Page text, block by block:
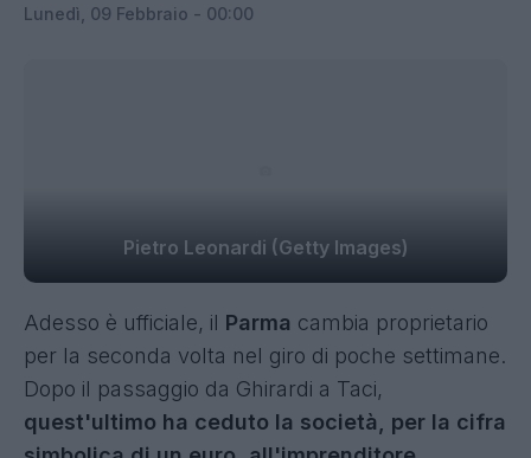
Lunedì, 09 Febbraio - 00:00
Pietro Leonardi (Getty Images)
Adesso è ufficiale, il Parma cambia proprietario
per la seconda volta nel giro di poche settimane.
Dopo il passaggio da Ghirardi a Taci,
quest'ultimo ha ceduto la società, per la cifra